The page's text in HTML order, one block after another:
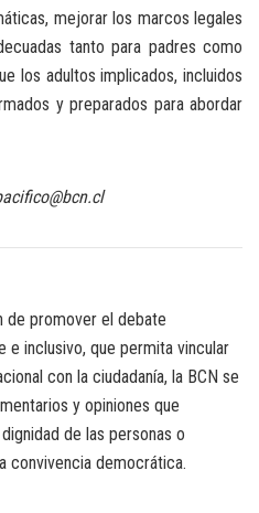
mejorar los marcos legales
tanto para padres como
los adultos implicados, incluidos
y preparados para abordar
de promover el debate
e inclusivo, que permita vincular
con la ciudadanía, la BCN se
y opiniones que
de las personas o
convivencia democrática.